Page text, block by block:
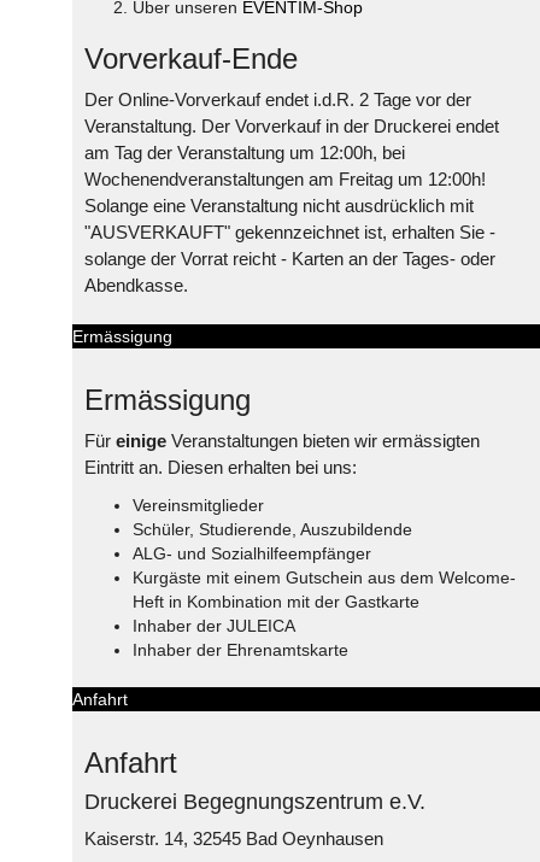
Über unseren EVENTIM-Shop
Vorverkauf-Ende
Der Online-Vorverkauf endet i.d.R. 2 Tage vor der
Veranstaltung. Der Vorverkauf in der Druckerei endet
am Tag der Veranstaltung um 12:00h, bei
Wochenendveranstaltungen am Freitag um 12:00h!
Solange eine Veranstaltung nicht ausdrücklich mit
"AUSVERKAUFT" gekennzeichnet ist, erhalten Sie -
solange der Vorrat reicht - Karten an der Tages- oder
Abendkasse.
Ermässigung
Ermässigung
Für einige Veranstaltungen bieten wir ermässigten
Eintritt an. Diesen erhalten bei uns:
Vereinsmitglieder
Schüler, Studierende, Auszubildende
ALG- und Sozialhilfeempfänger
Kurgäste mit einem Gutschein aus dem Welcome-
Heft in Kombination mit der Gastkarte
Inhaber der JULEICA
Inhaber der Ehrenamtskarte
Anfahrt
Anfahrt
Druckerei Begegnungszentrum e.V.
Kaiserstr. 14, 32545 Bad Oeynhausen